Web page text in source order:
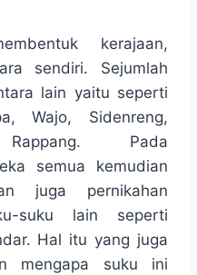
kerajaan,
sendiri. Sejumlah
lain yaitu seperti
Wajo, Sidenreng,
Pada
semua kemudian
juga pernikahan
suku lain seperti
Hal itu yang juga
mengapa suku ini